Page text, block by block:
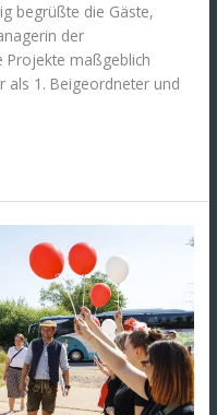
begrüßte die Gäste,
der
Projekte maßgeblich
als 1. Beigeordneter und